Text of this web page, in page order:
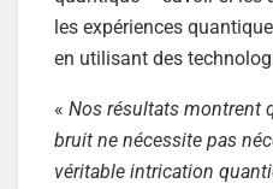
les expériences
en utilisant des
« Nos résultats montrent
bruit ne nécessite pas
véritable intrication